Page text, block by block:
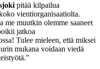
pitää kilpailua
vientiorganisaatiolta.
me muutkin olemme saaneet
jatkoa
Tulee mieleen, että miksei
mukana voidaan viedä